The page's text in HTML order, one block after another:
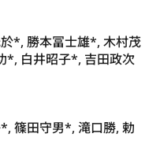
*, 勝本冨士雄*, 木村茂
*, 白井昭子*, 吉田政次
篠田守男*, 滝口勝, 勅